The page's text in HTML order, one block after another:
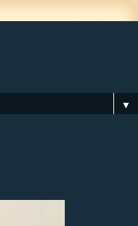
▼